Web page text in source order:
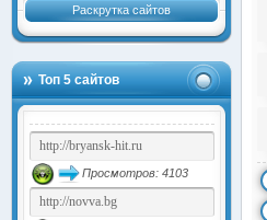
Раскрутка сайтов
Топ 5 сайтов
Просмотров: 4103